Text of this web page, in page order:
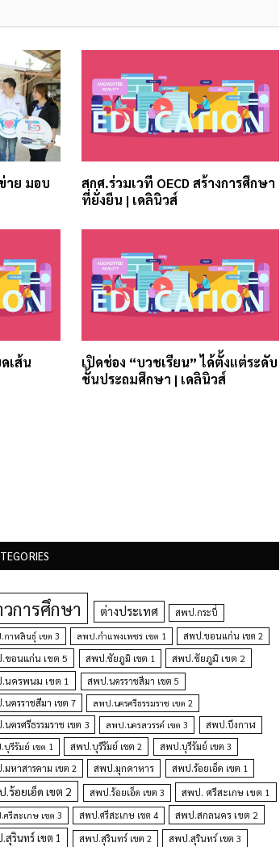
าย มอบ
สกศ.ร่วมเวที OECD สร้างการศึกษา
ที่ยั่งยืน | เดลินิวส์
เส้น
เปิดช่อง “บวชเรียน” ได้ตั้งแต่ระดับ
ชั้นประถมศึกษา | เดลินิวส์
การศึกษา ต่างประเทศ สพป.กระบี่
าฬสินธุ์ เขต 3 สพป.กำแพงเพชร เขต 1 สพป.ขอนแก่น เขต 2
ขอนแก่น เขต 5 สพป.ชัยภูมิ เขต 1
สพป.ชัยภูมิ เขต 2
นครพนม เขต 1
สพป.นครราชสีมา เขต 5
ครราชสีมา เขต 7
สพป.นครศรีธรรมราช เขต 2
ครศรีธรรมราช เขต 3 สพป.นครสวรรค์ เขต 3
สพป.บึงกาฬ
รีรัมย์ เขต 1
สพป.บุรีรัมย์ เขต 2
สพป.บุรีรัมย์ เขต 3
หาสารคาม เขต 2
สพป.มุกดาหาร สพป.ร้อยเอ็ด เขต 1
ร้อยเอ็ด เขต 2 สพป.ร้อยเอ็ด เขต 3 สพป. ศรีสะเกษ เขต 1
รีสะเกษ เขต 3 สพป.ศรีสะเกษ เขต 4 สพป.สกลนคร เขต 2
สุรินทร์ เขต 1 สพป.สุรินทร์ เขต 2 สพป.สุรินทร์ เขต 3